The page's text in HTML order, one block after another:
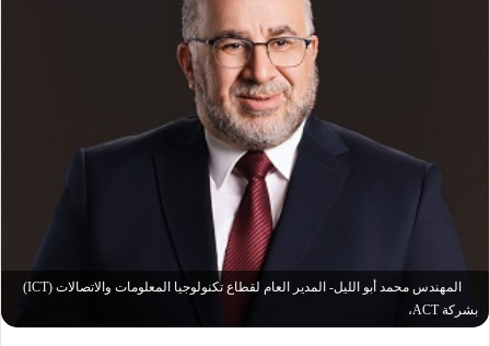
المهندس محمد أبو الليل- المدير العام لقطاع تكنولوجيا المعلومات والاتصالات (ICT)
بشركة ACT،